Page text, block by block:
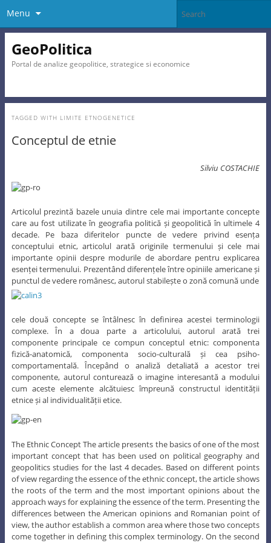
Menu
GeoPolitica
Portal de analize geopolitice, strategice si economice
TAGGED WITH LIMITE ETNOGENETICE
Conceptul de etnie
Silviu COSTACHIE
Articolul prezintă bazele unuia dintre cele mai importante concepte
care au fost utilizate în geografia politică și geopolitică în ultimele 4
decade. Pe baza diferitelor puncte de vedere privind esența
conceptului etnic, articolul arată originile termenului și cele mai
importante opinii despre modurile de abordare pentru explicarea
esenței termenului. Prezentând diferențele între opiniile americane și
punctul de vedere românesc, autorul stabilește o zonă comună unde
cele două concepte se întâlnesc în definirea acestei terminologii
complexe. În a doua parte a articolului, autorul arată trei
componente principale ce compun conceptul etnic: componenta
fizică-anatomică, componenta socio-culturală și cea psiho-
comportamentală. Începând o analiză detaliată a acestor trei
componente, autorul conturează o imagine interesantă a modului
cum aceste elemente alcătuiesc împreună constructul identității
etnice și al individualității etice.
The Ethnic Concept The article presents the basics of one of the most
important concept that has been used on political geography and
geopolitics studies for the last 4 decades. Based on different points
of view regarding the essence of the ethnic concept, the article shows
the roots of the term and the most important opinions about the
approach ways for explaining the essence of the term. Presenting the
differences between the American opinions and Romanian point of
view, the author establish a common area where those two concepts
come together in defining this complex terminology. On the second